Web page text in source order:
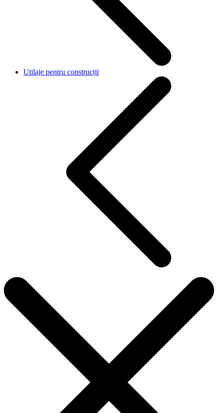
Utilaje pentru construcții